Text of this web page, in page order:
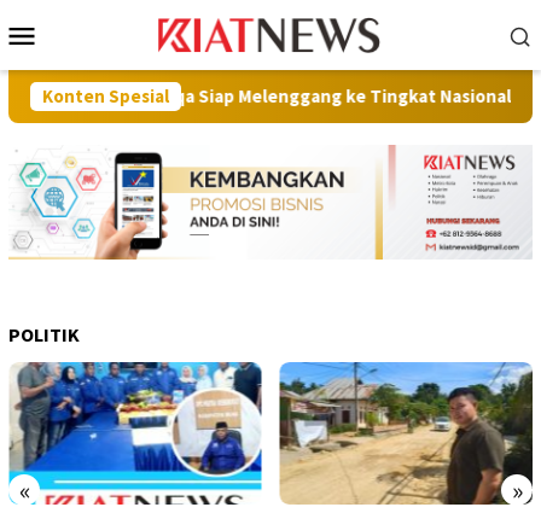
ke
Mobile
Konten Spesial
Janiqa Siap Melenggang ke Tingkat Nasional
POLITIK
« »